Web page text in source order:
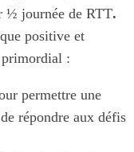
½ journée de RTT.
positive et
:
permettre une
répondre aux défis